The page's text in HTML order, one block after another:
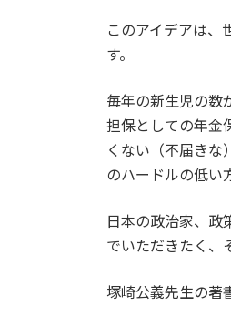
このアイデアは、
す。
毎年の新生児の数
担保としての年金
くない（不届きな
のハードルの低い
日本の政治家、政
でいただきたく、
塚崎公義先生の著